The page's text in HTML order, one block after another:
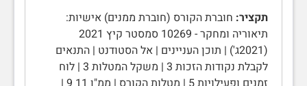
תקציר: חוברת הקורס (חוברת ממנים) אישיות:
תיאוריה ומחקר - 10269 סמסטר קיץ 2021
(2021ג') | תוכן העניינים | אל הסטודנט | התנאים
לקבלת נקודות הזכות 3 | משקל המטלות 3 | לוח